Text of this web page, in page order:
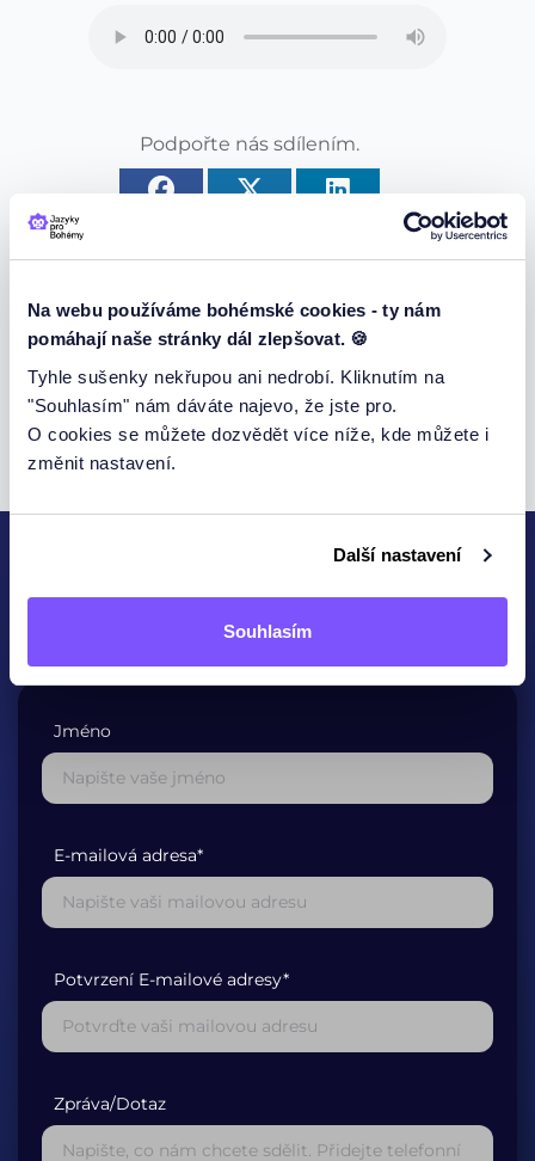
Na webu používáme bohémské cookies - ty nám
pomáhají naše stránky dál zlepšovat. 🍪
Tyhle sušenky nekřupou ani nedrobí. Kliknutím na
"Souhlasím" nám dáváte najevo, že jste pro.
O cookies se můžete dozvědět více níže, kde můžete i
změnit nastavení.
Další nastavení
Souhlasím
Podpořte nás sdílením.
Za každou recenzi Vám děkujeme.
KONTAKTUJTE NÁS
Jméno
E-mailová adresa*
Potvrzení E-mailové adresy*
Zpráva/Dotaz